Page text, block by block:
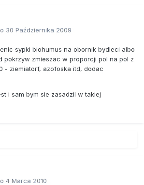
30 Października 2009
sypki biohumus na obornik bydleci albo
pokrzyw zmieszac w proporcji pol na pol z
- ziemiatorf, azofoska itd, dodac
i sam bym sie zasadzil w takiej
4 Marca 2010